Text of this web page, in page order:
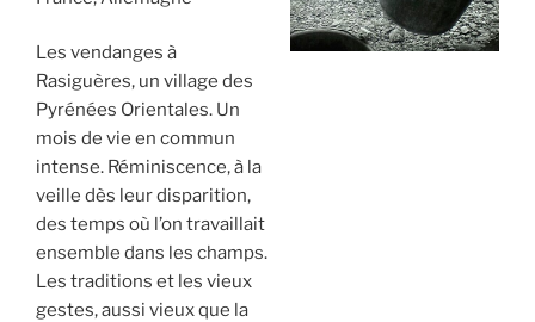
Les vendanges à
Rasiguères, un village des
Pyrénées Orientales. Un
mois de vie en commun
intense. Réminiscence, à la
veille dès leur disparition,
des temps où l’on travaillait
ensemble dans les champs.
Les traditions et les vieux
gestes, aussi vieux que la